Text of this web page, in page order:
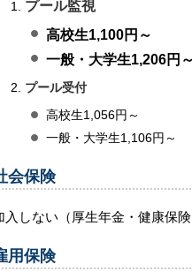
プール監視
高校生1,100円～
一般・大学生1,206円
プール受付
高校生1,056円～
一般・大学生1,106円～
会保険
入しない（厚生年金・健康保
用保険